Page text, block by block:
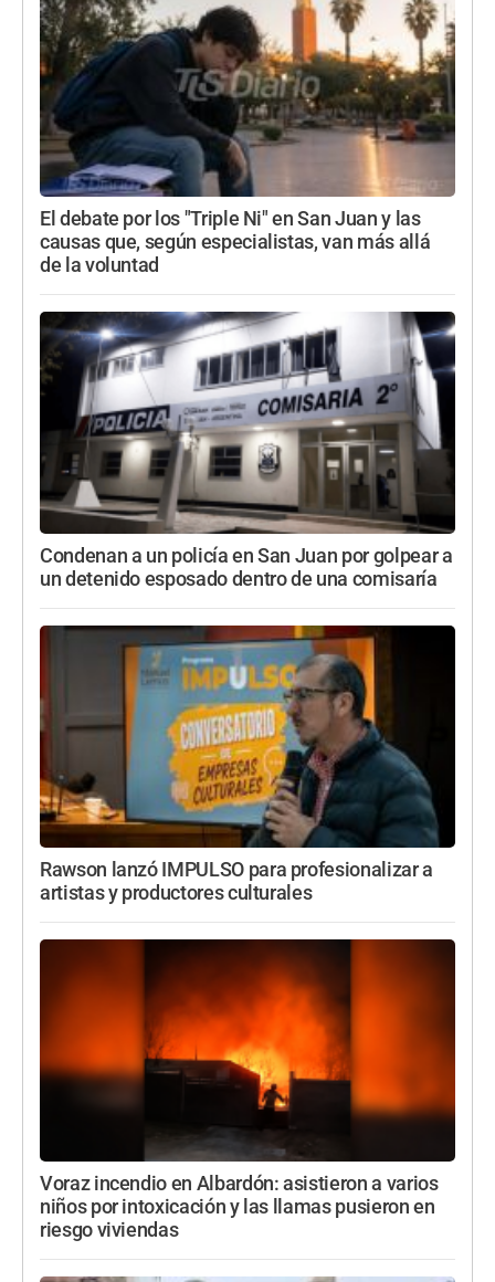
El debate por los "Triple Ni" en San Juan y las
causas que, según especialistas, van más allá
de la voluntad
Condenan a un policía en San Juan por golpear a
un detenido esposado dentro de una comisaría
Rawson lanzó IMPULSO para profesionalizar a
artistas y productores culturales
Voraz incendio en Albardón: asistieron a varios
niños por intoxicación y las llamas pusieron en
riesgo viviendas